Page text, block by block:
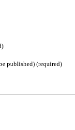
published) (required)